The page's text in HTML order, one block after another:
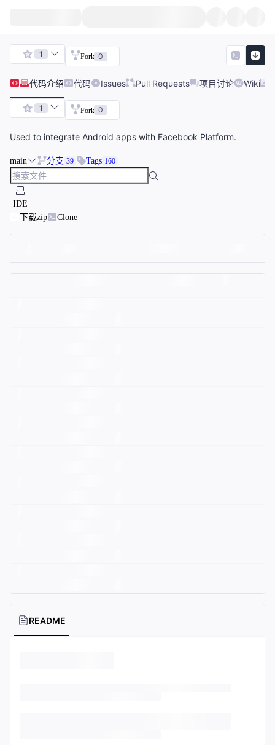
1 Fork 0
代码介绍 代码 Issues Pull Requests 项目讨论 Wiki
1 Fork 0
Used to integrate Android apps with Facebook Platform.
main 分支 39 Tags 160
IDE
下载zip
Clone
README